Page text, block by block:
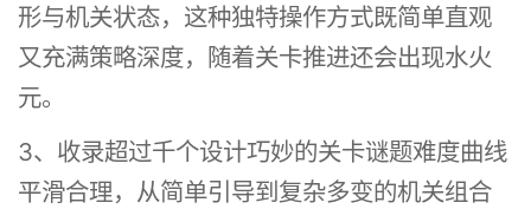
形与机关状态，这种独特操作方式既简单直观
又充满策略深度，随着关卡推进还会出现水火
元。
3、收录超过千个设计巧妙的关卡谜题难度曲线
平滑合理，从简单引导到复杂多变的机关组合